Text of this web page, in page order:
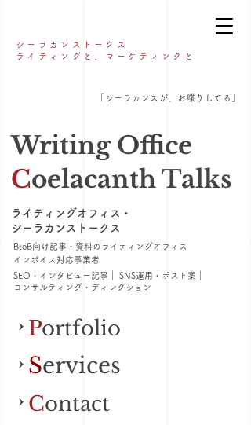
ライティングと、 マーケティングと
シーラカンストークス
「シーラカンスが、お喋りしてる」
Writing Office
Coelacanth Talks
ライティングオフィス・
シーラカンストークス
BtoB向け記事・資料のライティングオフィス
インボイス対応事業者
​SEO・インタビュー記事｜ SNS運用・ポスト案｜
コンサルティング・ディレクション
› Portfolio
› Services
› Contact